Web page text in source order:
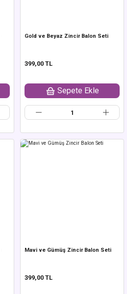
Gold ve Beyaz Zincir Balon Seti
399,00 TL
Sepete Ekle
Mavi ve Gümüş Zincir Balon Seti
399,00 TL